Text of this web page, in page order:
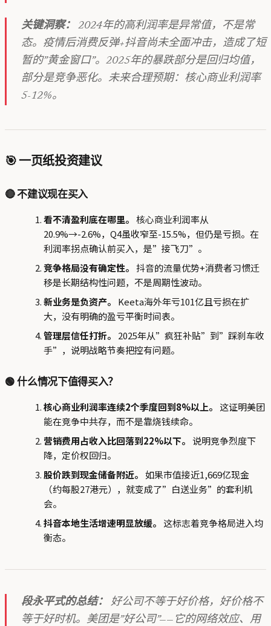
关键洞察：
2024年的高利润率是异常值，不是常
态。疫情后消费反弹+抖音尚未全面冲击，造成了短
暂的”黄金窗口”。2025年的暴跌部分是回归均值，
部分是竞争恶化。未来合理预期：核心商业利润率
5-12%。
🎯 一页纸投资建议
🔴 不建议现在买入
看不清盈利底在哪里。 核心商业利润率从
20.9%→-2.6%，Q4虽收窄至-15.5%，但仍是亏损。在
利润率拐点确认前买入，是”接飞刀”。
竞争格局没有确定性。 抖音的流量优势+消费者习惯迁
移是长期结构性问题，不是周期性波动。
新业务是负资产。
Keeta海外年亏101亿且亏损在扩
大，没有明确的盈亏平衡时间表。
管理层信任打折。
2025年从”疯狂补贴”到”踩刹车收
手”，说明战略节奏把控有问题。
🟢 什么情况下值得买入？
核心商业利润率连续2个季度回到8%以上。
这证明美团
能在竞争中共存，而不是靠烧钱续命。
营销费用占收入比回落到22%以下。 说明竞争烈度下
降，定价权回归。
股价跌到现金储备附近。 如果市值接近1,669亿现金
（约每股27港元），就变成了”白送业务”的套利机
会。
抖音本地生活增速明显放缓。
这标志着竞争格局进入均
衡态。
段永平式的总结：
好公司不等于好价格，好价格不
等于好时机。美团是”好公司”——它的网络效应、用